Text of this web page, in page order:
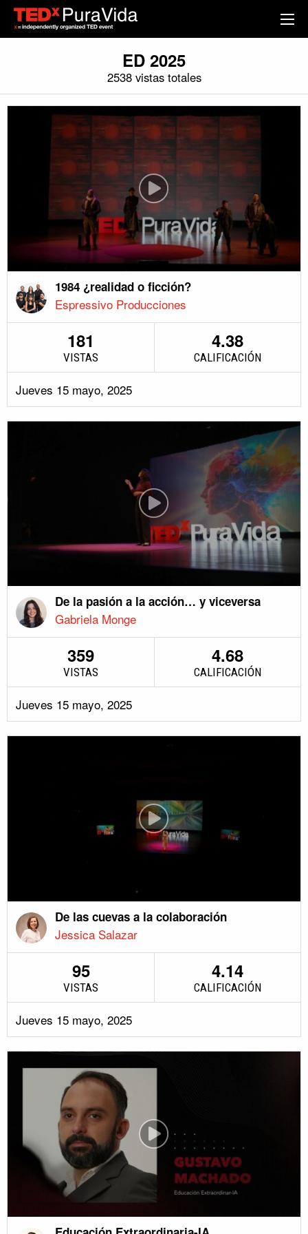
ED 2025
2538 vistas totales
1984 ¿realidad o ficción?
Espressivo Producciones
181
VISTAS
4.38
CALIFICACIÓN
Jueves 15 mayo, 2025
De la pasión a la acción… y viceversa
Gabriela Monge
359
VISTAS
4.68
CALIFICACIÓN
Jueves 15 mayo, 2025
De las cuevas a la colaboración
Jessica Salazar
95
VISTAS
4.14
CALIFICACIÓN
Jueves 15 mayo, 2025